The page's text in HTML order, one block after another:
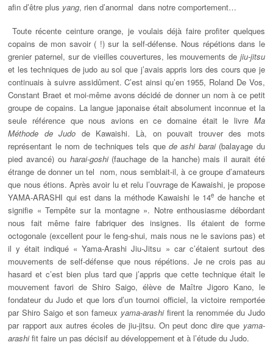
afin d’être plus yang, rien d’anormal dans notre comportement…
Toute récente ceinture orange, je voulais déjà faire profiter quelques
copains de mon savoir ( !) sur la self-défense. Nous répétions dans le
grenier paternel, sur de vieilles couvertures, les mouvements de jiu-jitsu
et les techniques de judo au sol que j’avais appris lors des cours que je
continuais à suivre assidûment. C’est ainsi qu’en 1955, Roland De Vos,
Constant Braet et moi-même avons décidé de donner un nom à ce petit
groupe de copains. La langue japonaise était absolument inconnue et la
seule référence que nous avions en ce domaine était le livre Ma
Méthode de Judo de Kawaishi. Là, on pouvait trouver des mots
représentant le nom de techniques tels quede ashi barai (balayage du
pied avancé) ou harai-goshi (fauchage de la hanche) mais il aurait été
étrange de donner un tel nom, nous semblait-il, à ce groupe d’amateurs
que nous étions. Après avoir lu et relu l’ouvrage de Kawaishi, je propose
YAMA-ARASHI qui est dans la méthode Kawaishi le 14e de hanche et
signifie « Tempête sur la montagne ». Notre enthousiasme débordant
nous fait même faire fabriquer des insignes. Ils étaient de forme
octogonale (excellent pour le feng-shui, mais nous ne le savions pas) et
il y était indiqué « Yama-Arashi Jiu-Jitsu » car c’étaient surtout des
mouvements de self-défense que nous répétions. Je ne crois pas au
hasard et c’est bien plus tard que j’appris que cette technique était le
mouvement favori de Shiro Saigo, élève de Maître Jigoro Kano, le
fondateur du Judo et que lors d’un tournoi officiel, la victoire remportée
par Shiro Saigo et son fameux yama-arashi firent la renommée du Judo
par rapport aux autres écoles de jiu-jitsu. On peut donc dire que yama-
arashifit faire un pas décisif au développement et à l’étude du Judo.